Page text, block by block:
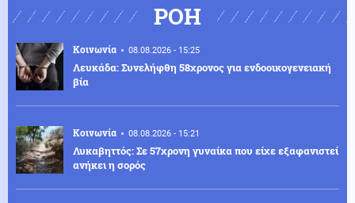
ΡΟΗ
Κοινωνία 08.08.2026 - 15:25
Λευκάδα: Συνελήφθη 58χρονος για ενδοοικογενειακή
βία
Κοινωνία 08.08.2026 - 15:21
Λυκαβηττός: Σε 57χρονη γυναίκα που είχε εξαφανιστεί
ανήκει η σορός